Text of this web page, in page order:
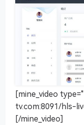
[mine_video
tv.com:8091/hls-
[/mine_video]